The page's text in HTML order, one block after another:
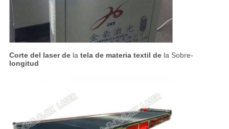
Corte del laser dela tela de materia textil dela Sobre-
longitud